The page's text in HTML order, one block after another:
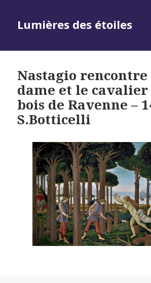
Lumières des étoiles
Nastagio rencontre
dame et le cavalier
bois de Ravenne –
S.Botticelli